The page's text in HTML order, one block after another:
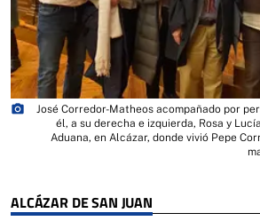
ALCÁZAR DE SAN JUAN
photo_camera
José Corredor-Matheos acompañado por
él, a su derecha e izquierda, Rosa y
Aduana, en Alcázar, donde vivió Pepe